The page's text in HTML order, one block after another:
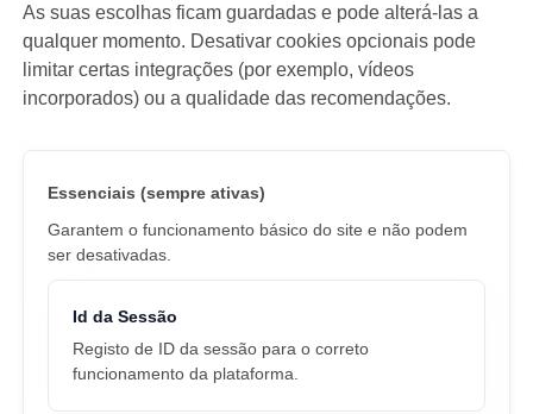
As suas escolhas ficam guardadas e pode alterá-las a
qualquer momento. Desativar cookies opcionais pode
limitar certas integrações (por exemplo, vídeos
incorporados) ou a qualidade das recomendações.
Essenciais (sempre ativas)
Garantem o funcionamento básico do site e não podem
ser desativadas.
Id da Sessão
Registo de ID da sessão para o correto
funcionamento da plataforma.